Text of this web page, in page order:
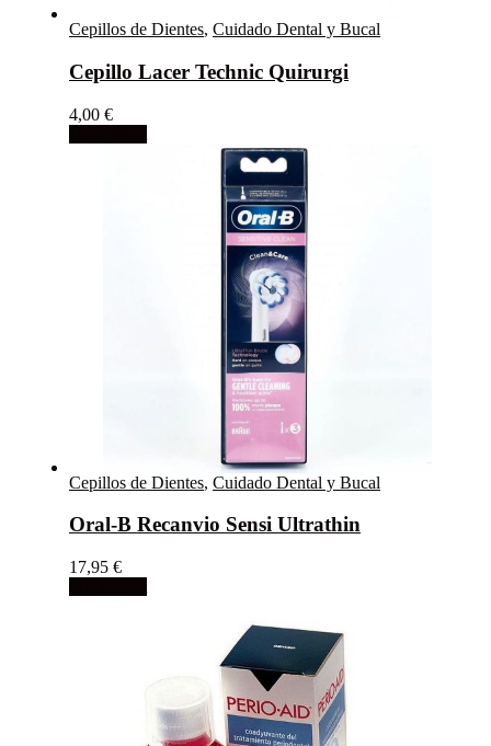
Cepillos de Dientes, Cuidado Dental y Bucal
Cepillo Lacer Technic Quirurgi
4,00 €
Cepillos de Dientes, Cuidado Dental y Bucal
Oral-B Recanvio Sensi Ultrathin
17,95 €